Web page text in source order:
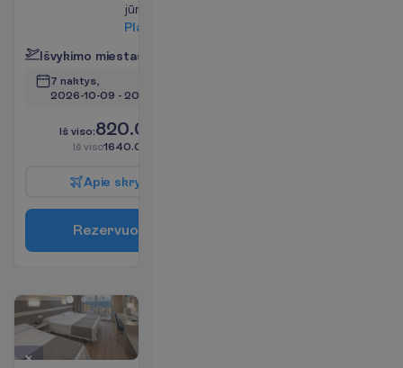
jūros pusę
Pla
Išvykimo miestas
7 naktys,
2026-10-09 - 2026-10-16
Iš viso:820.00
Iš viso1640.00
Apie skry
Rezervuo